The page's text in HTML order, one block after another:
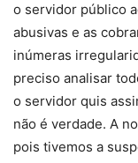
o servidor público
abusivas e as
inúmeras
preciso analisar
o servidor quis
não é verdade. A
pois tivemos a